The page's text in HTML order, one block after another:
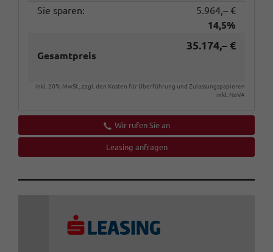
Sie sparen:
5.964,– €
14,5%
Gesamtpreis
35.174,– €
inkl. 20% MwSt., zzgl. den Kosten für Überführung und Zulassungspapieren
inkl. NoVA
Wir rufen Sie an
Leasing anfragen